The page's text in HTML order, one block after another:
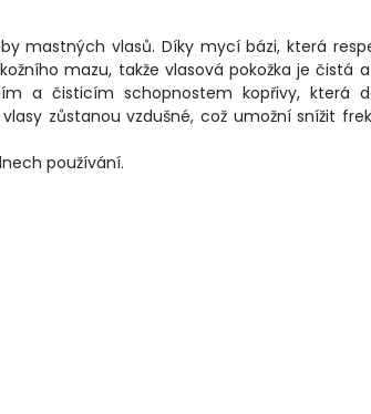
mastných vlasů. Díky mycí bázi, která
mazu, takže vlasová pokožka je čistá
a čisticím schopnostem kopřivy, která
zůstanou vzdušné, což umožní snížit
používání.